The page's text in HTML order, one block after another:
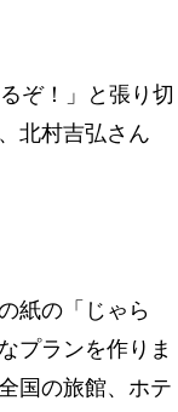
ぞ！」と張り切
北村吉弘さん
紙の「じゃら
プランを作りま
国の旅館、ホテ